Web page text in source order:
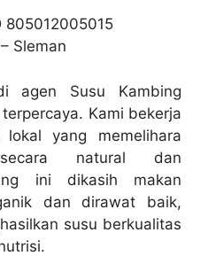
805012005015
Sleman
agen Susu Kambing
Kami bekerja
yang memelihara
natural dan
ini dikasih makan
dan dirawat baik,
susu berkualitas